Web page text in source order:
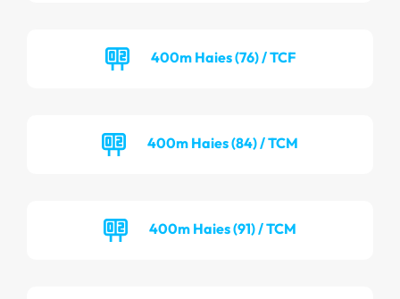
400m Haies (76) / TCF
400m Haies (84) / TCM
400m Haies (91) / TCM